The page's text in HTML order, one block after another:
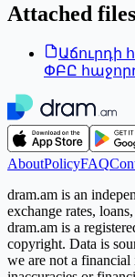
Attached files
Աճուրդի
ՓԲԸ
AboutPolicyFAQ
dram.am is an
exchange rates,
dram.am is a
copyright. Data is
we are not a